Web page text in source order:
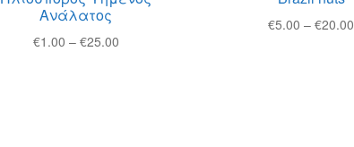
Ανάλατος
€1.00 – €25.00Price
€5.00 – €20.00